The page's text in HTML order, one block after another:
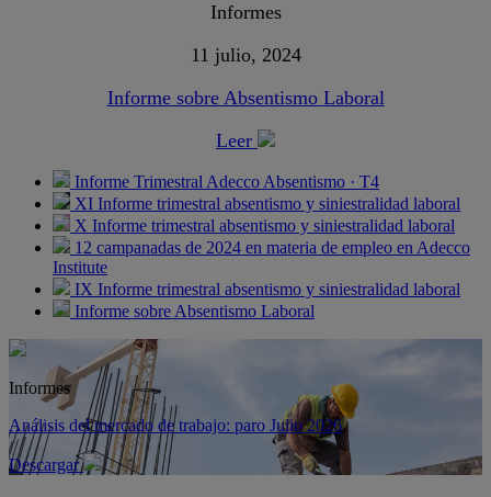
Informes
11 julio, 2024
Informe sobre Absentismo Laboral
Leer
Informe Trimestral Adecco Absentismo · T4
XI Informe trimestral absentismo y siniestralidad laboral
X Informe trimestral absentismo y siniestralidad laboral
12 campanadas de 2024 en materia de empleo en Adecco
Institute
IX Informe trimestral absentismo y siniestralidad laboral
Informe sobre Absentismo Laboral
Informes
Análisis del mercado de trabajo: paro Julio 2026
Descargar